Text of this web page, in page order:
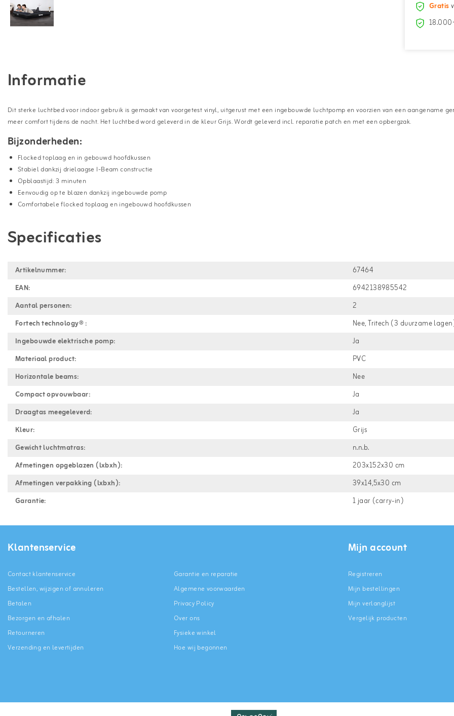
Gratis
Informatie
Dit sterke luchtbed voor indoor gebruik is gemaakt van voorgetest vinyl, uitgerust met een ingebouwde luchtpomp en voorzien van een aangename
meer comfort tijdens de nacht. Het luchtbed word geleverd in de kleur Grijs. Wordt geleverd incl. reparatie patch en met een opbergzak.
Bijzonderheden:
Flocked toplaag en in gebouwd hoofdkussen
Stabiel dankzij drielaagse I-Beam constructie
Opblaastijd: 3 minuten
Eenvoudig op te blazen dankzij ingebouwde pomp
Comfortabele flocked toplaag en ingebouwd hoofdkussen
Specificaties
Artikelnummer:
67464
EAN:
6942138985542
Aantal personen:
2
Fortech technology® :
Nee, Tritech (3 duurzame
Ingebouwde elektrische pomp:
Ja
Materiaal product:
PVC
Horizontale beams:
Nee
Compact opvouwbaar:
Ja
Draagtas meegeleverd:
Ja
Kleur:
Grijs
Gewicht luchtmatras:
n.n.b.
Afmetingen opgeblazen (lxbxh):
203x152x30 cm
Afmetingen verpakking (lxbxh):
39x14,5x30 cm
Garantie:
1 jaar (carry-in)
Klantenservice
Contact klantenservice
Bestellen, wijzigen of annuleren
Betalen
Bezorgen en afhalen
Retourneren
Verzending en levertijden
Garantie en reparatie
Algemene voorwaarden
Privacy Policy
Over ons
Fysieke winkel
Hoe wij begonnen
Mijn account
Registreren
Mijn bestellingen
Mijn verlanglijst
Vergelijk producten